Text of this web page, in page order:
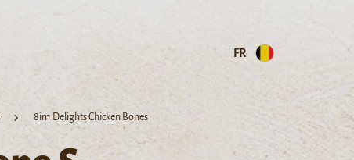
FR
8in1 Delights Chicken Bones